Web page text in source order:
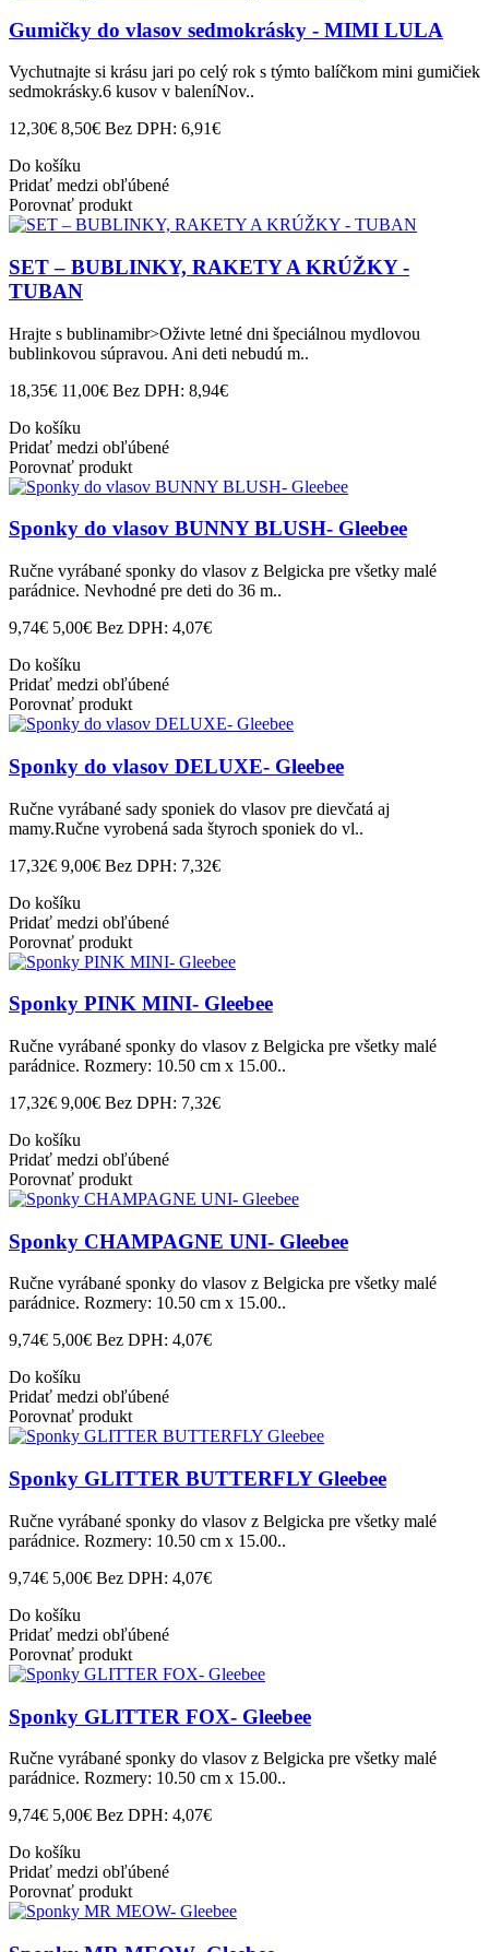
Gumičky do vlasov sedmokrásky - MIMI LULA
Vychutnajte si krásu jari po celý rok s týmto balíčkom mini gumičiek
sedmokrásky.6 kusov v baleníNov..
12,30€ 8,50€ Bez DPH: 6,91€
Do košíku
Pridať medzi obľúbené
Porovnať produkt
SET – BUBLINKY, RAKETY A KRÚŽKY -
TUBAN
Hrajte s bublinamibr>Oživte letné dni špeciálnou mydlovou
bublinkovou súpravou. Ani deti nebudú m..
18,35€ 11,00€ Bez DPH: 8,94€
Do košíku
Pridať medzi obľúbené
Porovnať produkt
Sponky do vlasov BUNNY BLUSH- Gleebee
Ručne vyrábané sponky do vlasov z Belgicka pre všetky malé
parádnice. Nevhodné pre deti do 36 m..
9,74€ 5,00€ Bez DPH: 4,07€
Do košíku
Pridať medzi obľúbené
Porovnať produkt
Sponky do vlasov DELUXE- Gleebee
Ručne vyrábané sady sponiek do vlasov pre dievčatá aj
mamy.Ručne vyrobená sada štyroch sponiek do vl..
17,32€ 9,00€ Bez DPH: 7,32€
Do košíku
Pridať medzi obľúbené
Porovnať produkt
Sponky PINK MINI- Gleebee
Ručne vyrábané sponky do vlasov z Belgicka pre všetky malé
parádnice. Rozmery: 10.50 cm x 15.00..
17,32€ 9,00€ Bez DPH: 7,32€
Do košíku
Pridať medzi obľúbené
Porovnať produkt
Sponky CHAMPAGNE UNI- Gleebee
Ručne vyrábané sponky do vlasov z Belgicka pre všetky malé
parádnice. Rozmery: 10.50 cm x 15.00..
9,74€ 5,00€ Bez DPH: 4,07€
Do košíku
Pridať medzi obľúbené
Porovnať produkt
Sponky GLITTER BUTTERFLY Gleebee
Ručne vyrábané sponky do vlasov z Belgicka pre všetky malé
parádnice. Rozmery: 10.50 cm x 15.00..
9,74€ 5,00€ Bez DPH: 4,07€
Do košíku
Pridať medzi obľúbené
Porovnať produkt
Sponky GLITTER FOX- Gleebee
Ručne vyrábané sponky do vlasov z Belgicka pre všetky malé
parádnice. Rozmery: 10.50 cm x 15.00..
9,74€ 5,00€ Bez DPH: 4,07€
Do košíku
Pridať medzi obľúbené
Porovnať produkt